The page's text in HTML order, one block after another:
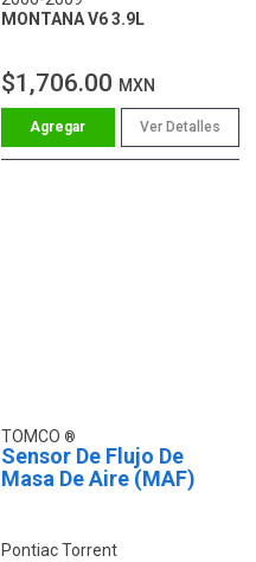
MONTANA V6 3.9L
$1,706.00 MXN
Ver Detalles
TOMCO
Sensor De Flujo De
Masa De Aire (MAF)
Pontiac Torrent